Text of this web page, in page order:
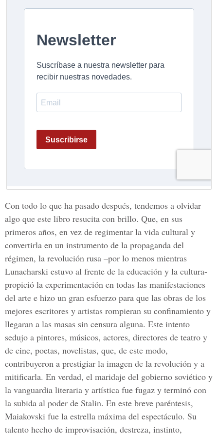
Con todo lo que ha pasado después, tendemos a olvidar
algo que este libro resucita con brillo. Que, en sus
primeros años, en vez de regimentar la vida cultural y
convertirla en un instrumento de la propaganda del
régimen, la revolución rusa –por lo menos mientras
Lunacharski estuvo al frente de la educación y la cultura-
propició la experimentación en todas las manifestaciones
del arte e hizo un gran esfuerzo para que las obras de los
mejores escritores y artistas rompieran su confinamiento y
llegaran a las masas sin censura alguna. Este intento
sedujo a pintores, músicos, actores, directores de teatro y
de cine, poetas, novelistas, que, de este modo,
contribuyeron a prestigiar la imagen de la revolución y a
mitificarla. En verdad, el maridaje del gobierno soviético y
la vanguardia literaria y artística fue fugaz y terminó con
la subida al poder de Stalin. En este breve paréntesis,
Maiakovski fue la estrella máxima del espectáculo. Su
talento hecho de improvisación, destreza, instinto,